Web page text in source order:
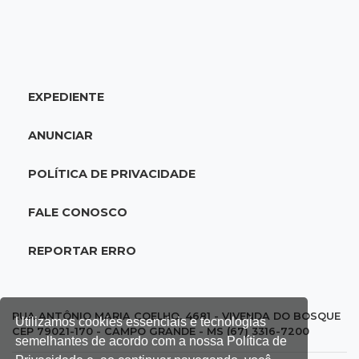
Utilizamos cookies essenciais e tecnologias
semelhantes de acordo com a nossa Política de
18:28Concurso 3.042
acumulado em R$ 165 milhões
18:05Energia renovável
Produção de biodiesel cresce 32% em MS e
abordagem policial no Noroeste
17:21 Brasileirão feminino
EXPEDIENTE
ANUNCIAR
POLÍTICA DE PRIVACIDADE
FALE CONOSCO
REPORTAR ERRO
RUA ANTÔNIO MARIA COELHO, 4681 - VIVENDA DO BOSQUE
CEP 79021-170 - CAMPO GRANDE - MS (67) 3316-7200